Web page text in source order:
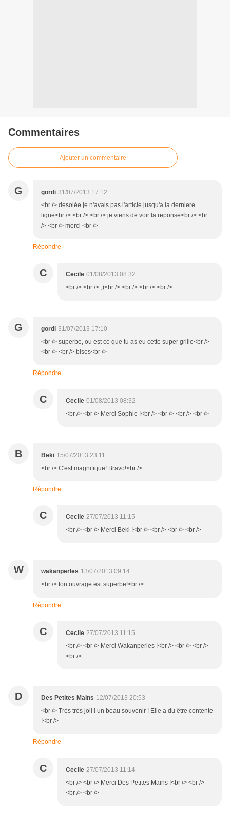
Commentaires
Ajouter un commentaire
G gordi 31/07/2013 17:12
<br /> desolée je n'avais pas l'article jusqu'a la derniere
ligne<br /> <br /> <br /> je viens de voir la reponse<br /> <br
/> <br /> merci <br />
Répondre
C Cecile 01/08/2013 08:32
<br /> <br /> ;)<br /> <br /> <br /> <br />
G gordi 31/07/2013 17:10
<br /> superbe, ou est ce que tu as eu cette super grille<br />
<br /> <br /> bises<br />
Répondre
C Cecile 01/08/2013 08:32
<br /> <br /> Merci Sophie !<br /> <br /> <br /> <br />
B Beki 15/07/2013 23:11
<br /> C'est magnifique! Bravo!<br />
Répondre
C Cecile 27/07/2013 11:15
<br /> <br /> Merci Beki !<br /> <br /> <br /> <br />
W wakanperles 13/07/2013 09:14
<br /> ton ouvrage est superbe!<br />
Répondre
C Cecile 27/07/2013 11:15
<br /> <br /> Merci Wakanperles !<br /> <br /> <br />
<br />
D Des Petites Mains 12/07/2013 20:53
<br /> Très très joli ! un beau souvenir ! Elle a du être contente
!<br />
Répondre
C Cecile 27/07/2013 11:14
<br /> <br /> Merci Des Petites Mains !<br /> <br />
<br /> <br />